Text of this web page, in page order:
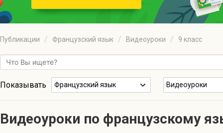
Публикации Французский язык Видеоуроки 9 класс
Показывать Французский язык Видеоуроки
Видеоуроки по французскому